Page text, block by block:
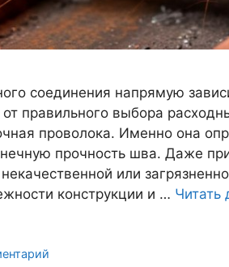
соединения напрямую
правильного выбора
проволока. Именно она
прочность шва. Даже
или
конструкции и … Читать